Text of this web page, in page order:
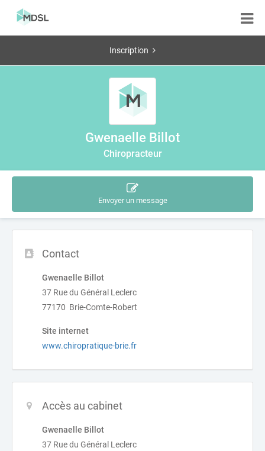
Inscription
Gwenaelle Billot
Chiropracteur
Envoyer un message
Contact
Gwenaelle Billot
37 Rue du Général Leclerc
77170 Brie-Comte-Robert
Site internet
www.chiropratique-brie.fr
Accès au cabinet
Gwenaelle Billot
37 Rue du Général Leclerc